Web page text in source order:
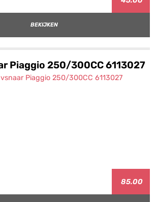
BEKIJKEN
Piaggio 250/300CC 6113027
85.00